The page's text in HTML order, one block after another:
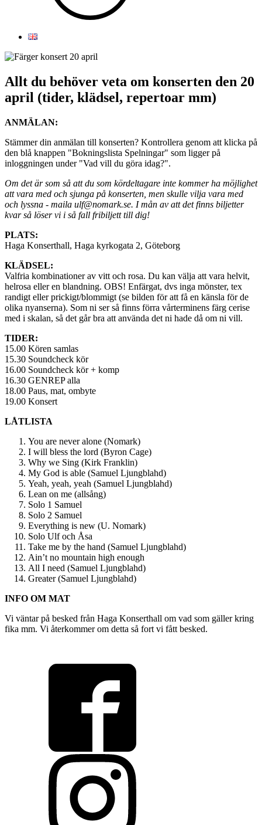
Allt du behöver veta om konserten den 20
april (tider, klädsel, repertoar mm)
ANMÄLAN:
Stämmer din anmälan till konserten? Kontrollera genom att klicka på
den blå knappen "Bokningslista Spelningar" som ligger på
inloggningen under "Vad vill du göra idag?".
Om det är som så att du som kördeltagare inte kommer ha möjlighet
att vara med och sjunga på konserten, men skulle vilja vara med
och lyssna - maila ulf@nomark.se. I mån av att det finns biljetter
kvar så löser vi i så fall fribiljett till dig!
PLATS:
Haga Konserthall, Haga kyrkogata 2, Göteborg
KLÄDSEL:
Valfria kombinationer av vitt och rosa. Du kan välja att vara helvit,
helrosa eller en blandning. OBS! Enfärgat, dvs inga mönster, tex
randigt eller prickigt/blommigt (se bilden för att få en känsla för de
olika nyanserna). Som ni ser så finns förra vårterminens färg cerise
med i skalan, så det går bra att använda det ni hade då om ni vill.
TIDER:
15.00 Kören samlas
15.30 Soundcheck kör
16.00 Soundcheck kör + komp
16.30 GENREP alla
18.00 Paus, mat, ombyte
19.00 Konsert
LÅTLISTA
You are never alone (Nomark)
I will bless the lord (Byron Cage)
Why we Sing (Kirk Franklin)
My God is able (Samuel Ljungblahd)
Yeah, yeah, yeah (Samuel Ljungblahd)
Lean on me (allsång)
Solo 1 Samuel
Solo 2 Samuel
Everything is new (U. Nomark)
Solo Ulf och Åsa
Take me by the hand (Samuel Ljungblahd)
Ain’t no mountain high enough
All I need (Samuel Ljungblahd)
Greater (Samuel Ljungblahd)
INFO OM MAT
Vi väntar på besked från Haga Konserthall om vad som gäller kring
fika mm. Vi återkommer om detta så fort vi fått besked.